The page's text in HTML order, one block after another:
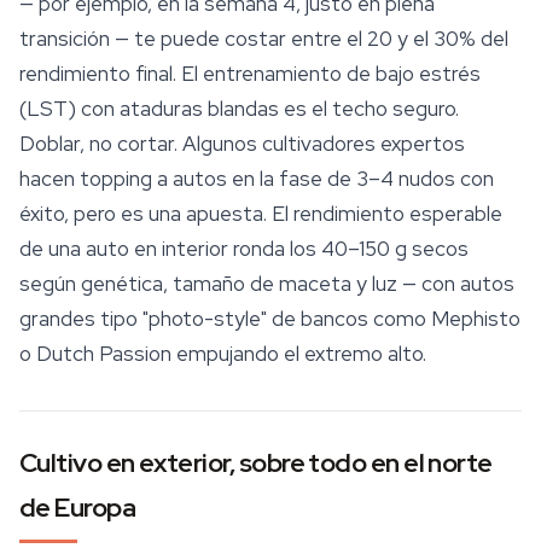
transición — te puede costar entre el 20 y el 30% del
rendimiento final. El entrenamiento de bajo estrés
(LST) con ataduras blandas es el techo seguro.
Doblar, no cortar. Algunos cultivadores expertos
hacen topping a autos en la fase de 3–4 nudos con
éxito, pero es una apuesta. El rendimiento esperable
de una auto en interior ronda los 40–150 g secos
según genética, tamaño de maceta y luz — con autos
grandes tipo "photo-style" de bancos como Mephisto
o Dutch Passion empujando el extremo alto.
Cultivo en exterior, sobre todo en el norte
de Europa